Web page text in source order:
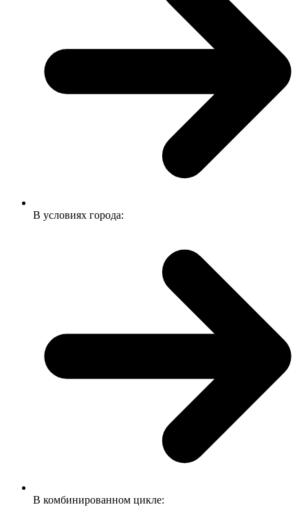
В условиях города:
В комбинированном цикле: